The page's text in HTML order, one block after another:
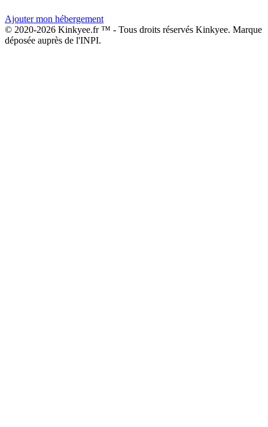
Ajouter mon hébergement
© 2020-2026 Kinkyee.fr ™ - Tous droits réservés Kinkyee. Marque
déposée auprès de l'INPI.